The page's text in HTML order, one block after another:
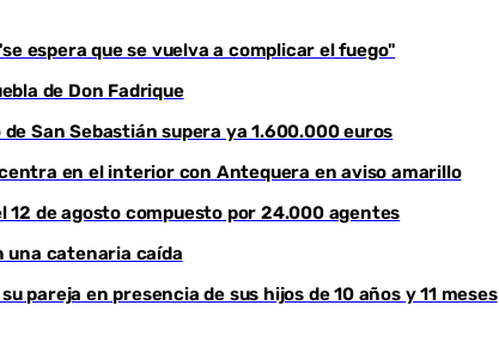
Youtube
espera que se vuelva a complicar el fuego"
de Don Fadrique
San Sebastián supera ya 1.600.000 euros
en el interior con Antequera en aviso amarillo
12 de agosto compuesto por 24.000 agentes
una catenaria caída
pareja en presencia de sus hijos de 10 años y 11 meses